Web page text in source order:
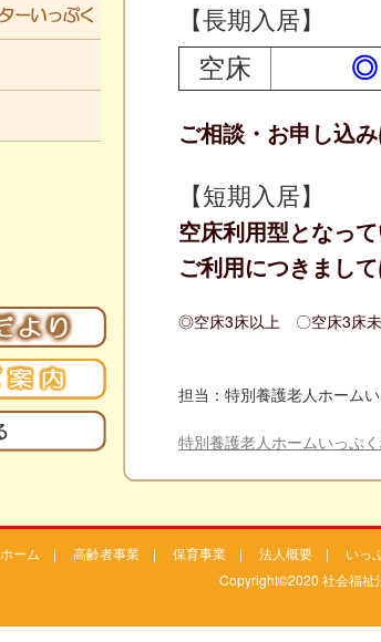
【長期入居】
空床 ◎
ご相談・お申し込
【短期入居】
空床利用型となって
ご利用につきまし
◎空床3床以上 〇空床3床
担当：特別養護老人ホーム
特別養護老人ホームいっぷ
ホーム | 高齢者事業 | 保育事業 | 法人概要 | いっ
Copyright©2020 社会福祉